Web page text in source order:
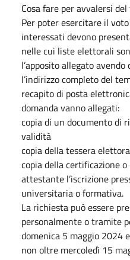
Cosa fare per avvalersi
Per poter esercitare il
interessati devono
nelle cui liste elettorali
l’apposito allegato
l’indirizzo completo del
recapito di posta
domanda vanno allegati:
copia di un documento di
validità
copia della tessera
copia della certificazione
attestante l’iscrizione
universitaria o formativa.
La richiesta può essere
personalmente o tramite
domenica 5 maggio 2024
non oltre mercoledì 15